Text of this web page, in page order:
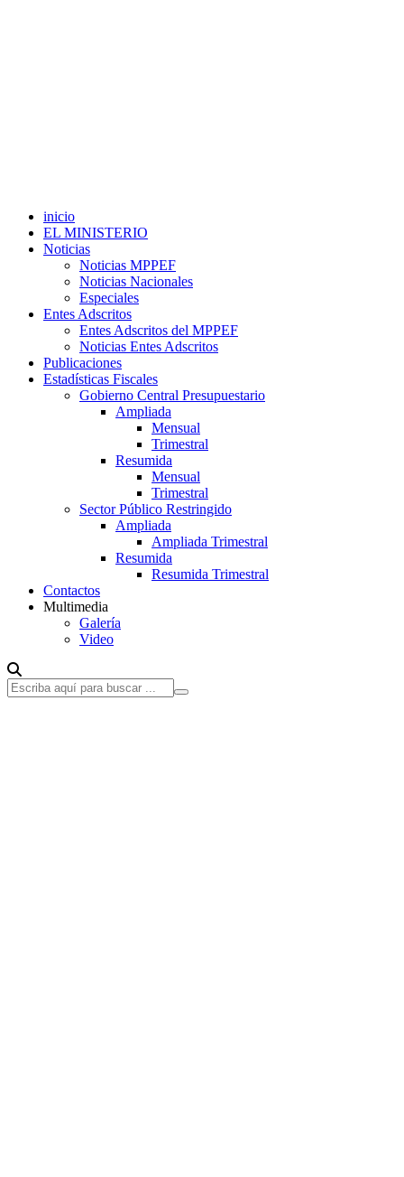
inicio
EL MINISTERIO
Noticias
Noticias MPPEF
Noticias Nacionales
Especiales
Entes Adscritos
Entes Adscritos del MPPEF
Noticias Entes Adscritos
Publicaciones
Estadísticas Fiscales
Gobierno Central Presupuestario
Ampliada
Mensual
Trimestral
Resumida
Mensual
Trimestral
Sector Público Restringido
Ampliada
Ampliada Trimestral
Resumida
Resumida Trimestral
Contactos
Multimedia
Galería
Video